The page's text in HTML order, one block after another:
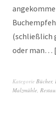
(schließlich
oder man…
Kategorie Bücher,
Malzmühle